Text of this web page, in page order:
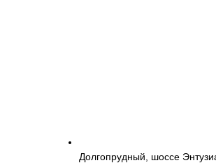
Долгопрудный, шоссе